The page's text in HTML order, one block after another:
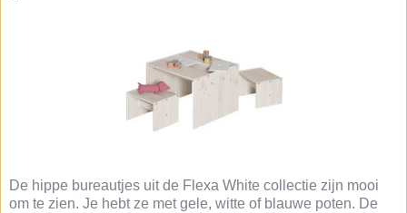
De hippe bureautjes uit de Flexa White collectie zijn mooi
om te zien. Je hebt ze met gele, witte of blauwe poten. De